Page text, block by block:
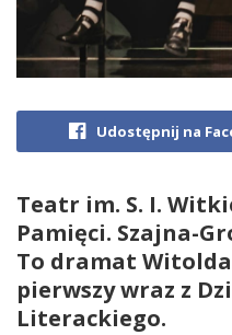
Udostępnij na
Teatr im. S. I.
Pamięci. Szajna-
To dramat
pierwszy wraz z
Literackiego.